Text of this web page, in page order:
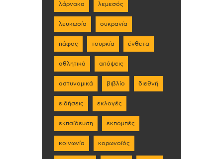
λάρνακα λεμεσός
λευκωσία ουκρανία
πάφος τουρκία ένθετα
αθλητικά απόψεις
αστυνομικά βιβλίο διεθνή
ειδήσεις εκλογές
εκπαίδευση εκπομπές
κοινωνία κορωνοϊός